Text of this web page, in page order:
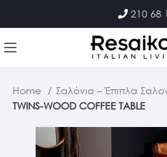
210 68
Home Σαλόνια – Έπιπλα
TWINS-WOOD COFFEE TABLE